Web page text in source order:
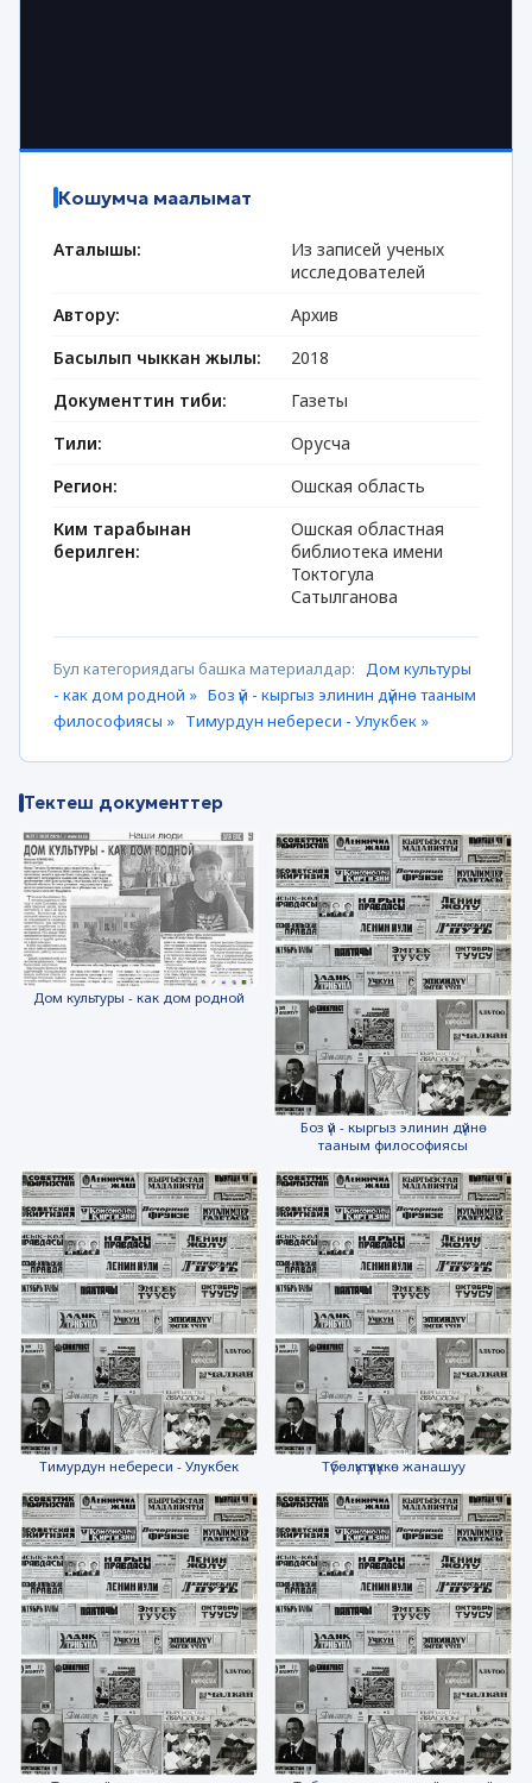
Кошумча маалымат
Аталышы:
Из записей ученых
исследователей
Автору:
Архив
Басылып чыккан жылы:
2018
Документтин тиби:
Газеты
Тили:
Орусча
Регион:
Ошская область
Ким тарабынан
берилген:
Ошская областная
библиотека имени
Токтогула
Сатылганова
Бул категориядагы башка материалдар: Дом культуры
- как дом родной » Боз үй - кыргыз элинин дүйнө тааным
философиясы » Тимурдун небереси - Улукбек »
Тектеш документтер
Дом культуры - как дом родной
Боз үй - кыргыз элинин дүйнө
тааным философиясы
Тимурдун небереси - Улукбек Түбөлүктүүлүккө жанашуу